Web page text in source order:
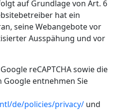
auf Grundlage von Art. 6
hat ein
seine Webangebote vor
Ausspähung und vor
reCAPTCHA sowie die
entnehmen Sie
de/policies/privacy/ und